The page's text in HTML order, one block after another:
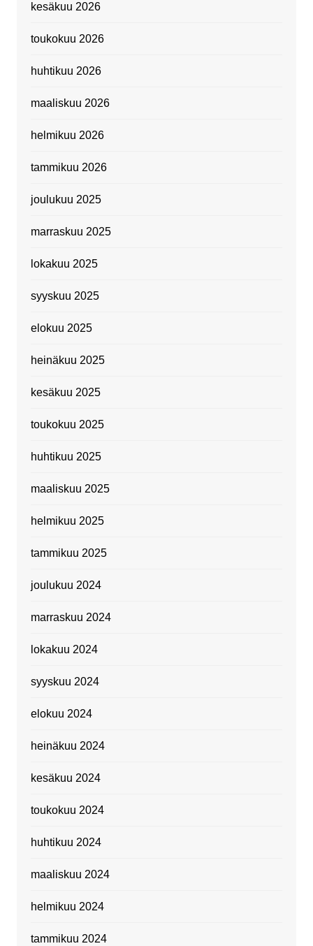
kesäkuu 2026
toukokuu 2026
huhtikuu 2026
maaliskuu 2026
helmikuu 2026
tammikuu 2026
joulukuu 2025
marraskuu 2025
lokakuu 2025
syyskuu 2025
elokuu 2025
heinäkuu 2025
kesäkuu 2025
toukokuu 2025
huhtikuu 2025
maaliskuu 2025
helmikuu 2025
tammikuu 2025
joulukuu 2024
marraskuu 2024
lokakuu 2024
syyskuu 2024
elokuu 2024
heinäkuu 2024
kesäkuu 2024
toukokuu 2024
huhtikuu 2024
maaliskuu 2024
helmikuu 2024
tammikuu 2024